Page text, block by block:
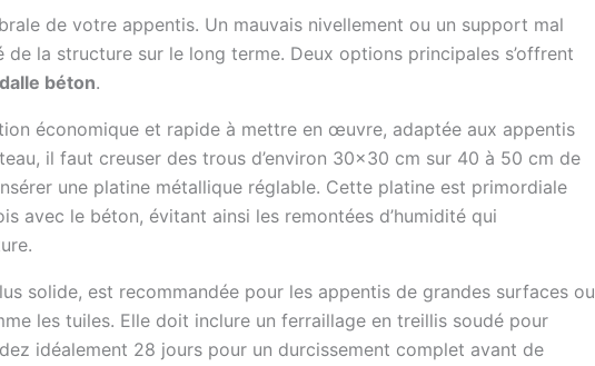
de votre appentis. Un mauvais nivellement ou un support mal
la structure sur le long terme. Deux options principales s’offrent
dalle béton.
économique et rapide à mettre en œuvre, adaptée aux appentis
il faut creuser des trous d’environ 30×30 cm sur 40 à 50 cm de
une platine métallique réglable. Cette platine est primordiale
avec le béton, évitant ainsi les remontées d’humidité qui
solide, est recommandée pour les appentis de grandes surfaces ou
les tuiles. Elle doit inclure un ferraillage en treillis soudé pour
idéalement 28 jours pour un durcissement complet avant de